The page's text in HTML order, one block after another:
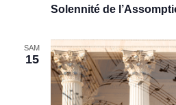
Solennité de
SAM
15